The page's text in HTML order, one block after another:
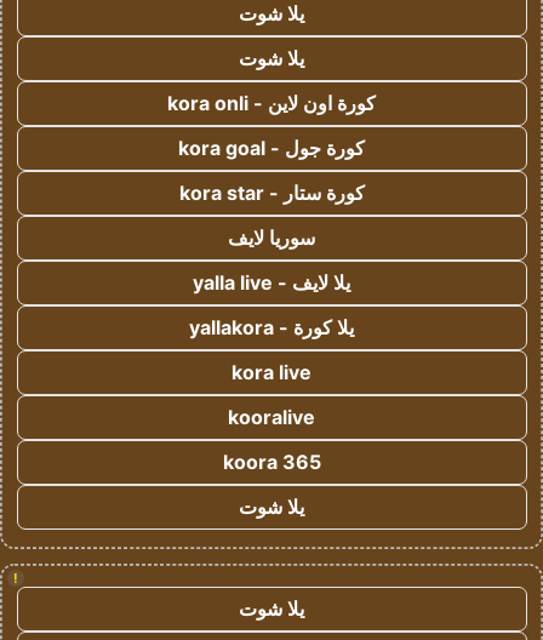
يلا شوت
يلا شوت
كورة اون لاين - kora onli
كورة جول - kora goal
كورة ستار - kora star
سوريا لايف
يلا لايف - yalla live
يلا كورة - yallakora
kora live
kooralive
koora 365
يلا شوت
!
يلا شوت